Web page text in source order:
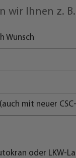
wir Ihnen z.
Wunsch
mit neuer
oder LKW-